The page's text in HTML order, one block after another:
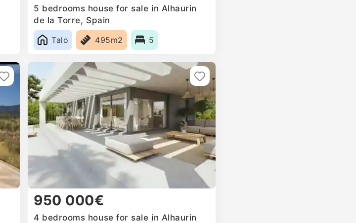
5 bedrooms house for sale in Alhaurin
de la Torre, Spain
Talo
495m2 5
950 000€
4 bedrooms house for sale in Alhaurin